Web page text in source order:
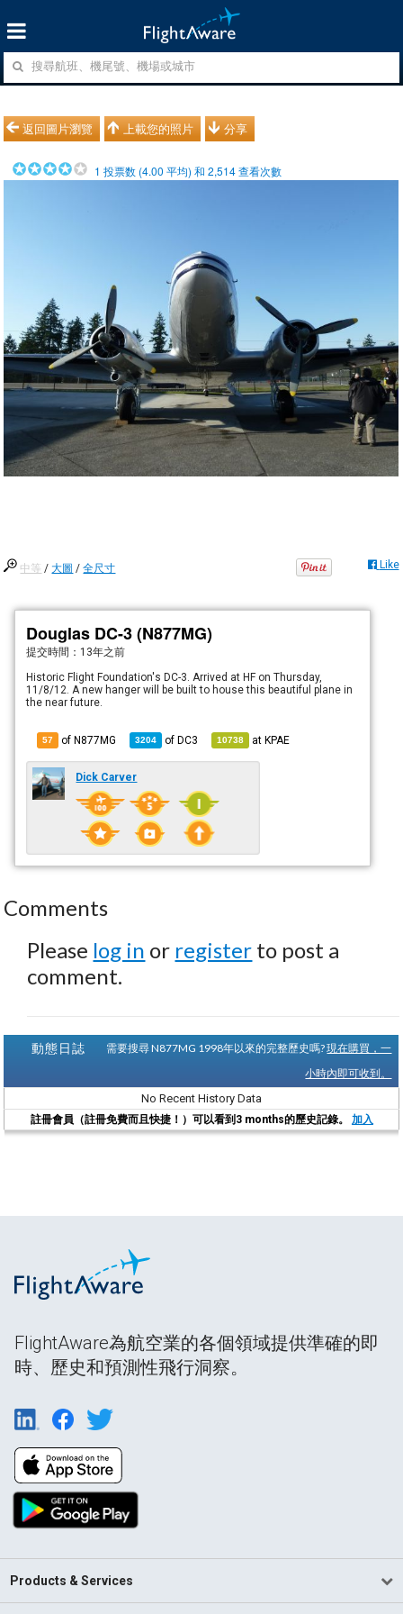
返回圖片瀏覽 上載您的照片 分享
1 投票数 (4.00 平均) 和2,514查看次數
中等 /大圖 /全尺寸 Like
Douglas DC-3 (N877MG)
提交時間： 13年之前
Historic Flight Foundation's DC-3. Arrived at HF on Thursday,
11/8/12. A new hanger will be built to house this beautiful plane in
the near future.
57 of N877MG 3204 ofDC3 10738 atKPAE
Dick Carver
Comments
Please log in or register to post a
comment.
動態日誌 需要搜尋 N877MG 1998年以來的完整歷史嗎?現在購買，一
小時內即可收到。
No Recent History Data
註冊會員（註冊免費而且快捷！）可以看到3 months的歷史記錄。 加入
FlightAware為航空業的各個領域提供準確的即
時、歷史和預測性飛行洞察。
Products & Services